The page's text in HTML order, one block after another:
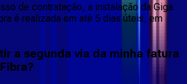
de contratação, a instalação da Giga
é realizada em até 5 dias úteis, em
a segunda via da minha fatura